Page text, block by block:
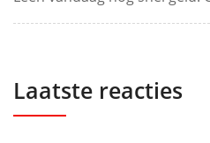
Laatste reacties